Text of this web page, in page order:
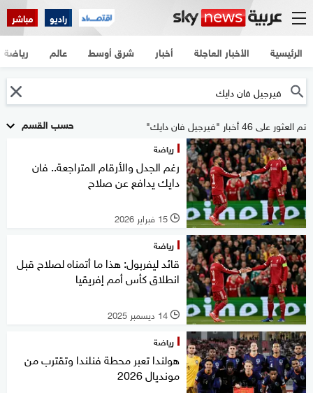
راديو مباشر
الرئيسية الأخبار العاجلة أخبار شرق أوسط عالم رياضة
حسب القسم تم العثور على 46 أخبار "فيرجيل فان دايك"
رياضة
رغم الجدل والأرقام المتراجعة.. فان
دايك يدافع عن صلاح
l 15 فبراير 2026
رياضة
قائد ليفربول: هذا ما أتمناه لصلاح قبل
انطلاق كأس أمم إفريقيا
l 14 ديسمبر 2025
رياضة
هولندا تعبر محطة فنلندا وتقترب من
مونديال 2026